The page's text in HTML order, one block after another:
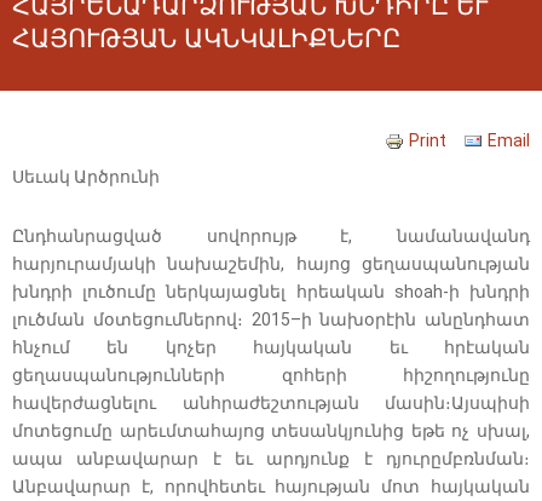
ՀԱՅՐԵՆԱԴԱՐՁՈՒԹՅԱՆ ԽՆԴԻՐԸ ԵՒ
ՀԱՅՈՒԹՅԱՆ ԱԿՆԿԱԼԻՔՆԵՐԸ
Print
Email
Սեւակ Արծրունի
Ընդհանրացված սովորույթ է, նամանավանդ
հարյուրամյակի նախաշեմին, հայոց ցեղասպանության
խնդրի լուծումը ներկայացնել հրեական shoah-ի խնդրի
լուծման մօտեցումներով։ 2015–ի նախօրէին անընդհատ
հնչում են կոչեր հայկական եւ հրէական
ցեղասպանությունների զոհերի հիշողությունը
հավերժացնելու անհրաժեշտության մասին։Այսպիսի
մոտեցումը արեւմտահայոց տեսանկյունից եթե ոչ սխալ,
ապա անբավարար է եւ արդյունք է դյուրըմբռնման։
Անբավարար է, որովհետեւ հայության մոտ հայկական